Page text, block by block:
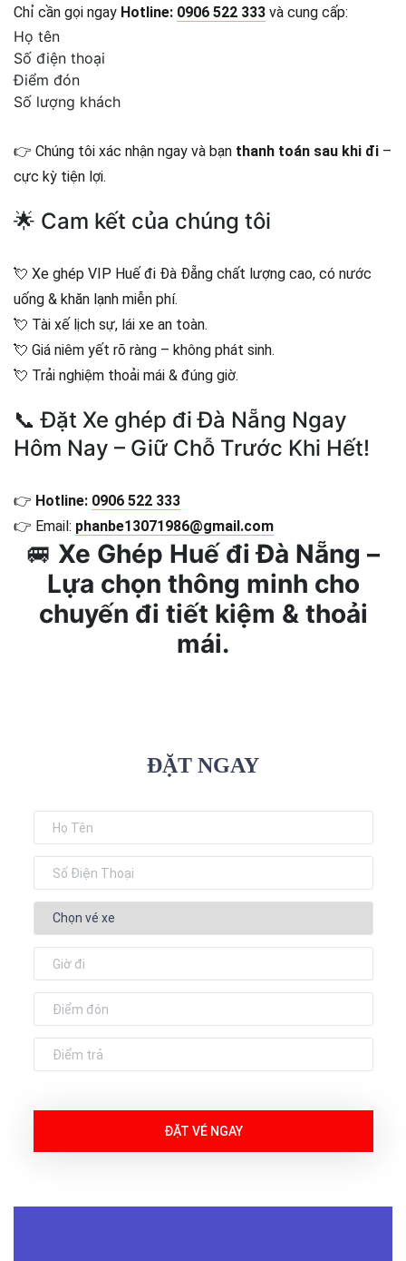
Chỉ cần gọi ngay Hotline: 0906 522 333 và cung cấp:
Họ tên
Số điện thoại
Điểm đón
Số lượng khách
👉 Chúng tôi xác nhận ngay và bạn thanh toán sau khi đi –
cực kỳ tiện lợi.
🌟 Cam kết của chúng tôi
💘 Xe ghép VIP Huế đi Đà Đẵng chất lượng cao, có nước
uống & khăn lạnh miễn phí.
💘 Tài xế lịch sự, lái xe an toàn.
💘 Giá niêm yết rõ ràng – không phát sinh.
💘 Trải nghiệm thoải mái & đúng giờ.
📞 Đặt Xe ghép đi Đà Nẵng Ngay
Hôm Nay – Giữ Chỗ Trước Khi Hết!
👉 Hotline: 0906 522 333
👉 Email: phanbe13071986@gmail.com
🚐 Xe Ghép Huế đi Đà Nẵng –
Lựa chọn thông minh cho
chuyến đi tiết kiệm & thoải
mái.
ĐẶT NGAY